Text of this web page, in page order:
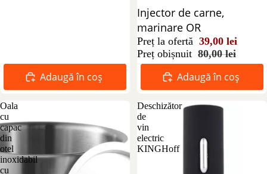
Adaugă în coș
Reducere 51%
Injector de carne,
marinare OR
Preț la ofertă 39,00 lei
Preț obișnuit 80,00 lei
Adaugă în coș
Oala
cu
capac
din
otel
inoxidabil
cu
Deschizător
de
vin
electric
KINGHoff